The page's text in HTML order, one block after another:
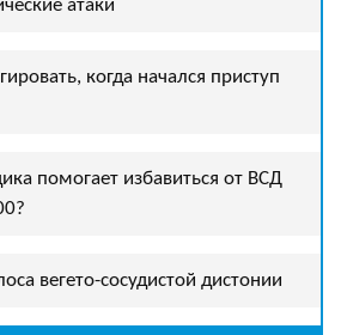
атаки
когда начался приступ
помогает избавиться от ВСД
вегето-сосудистой дистонии